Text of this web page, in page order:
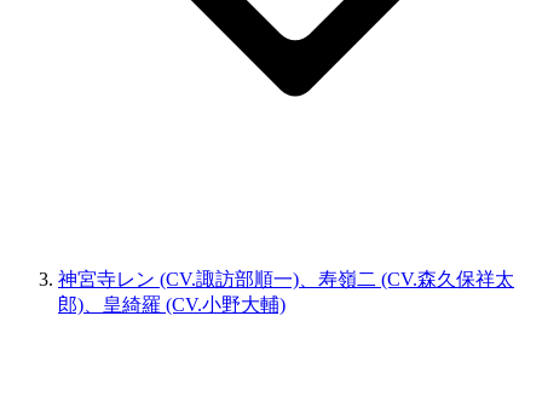
神宮寺レン (CV.諏訪部順一)、寿嶺二 (CV.森久保祥太
郎)、皇綺羅 (CV.小野大輔)